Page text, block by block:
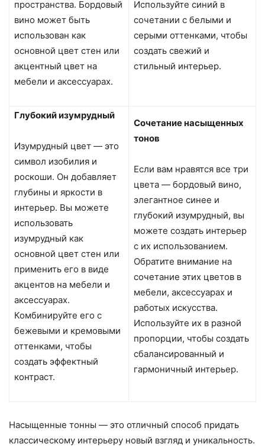
пространства. Бордовый
вино может быть
использован как
основной цвет стен или
акцентный цвет на
мебели и аксессуарах.
Используйте синий в
сочетании с белыми и
серыми оттенками, чтобы
создать свежий и
стильный интерьер.
Глубокий изумрудный
Изумрудный цвет — это
символ изобилия и
роскоши. Он добавляет
глубины и яркости в
интерьер. Вы можете
использовать
изумрудный как
основной цвет стен или
применить его в виде
акцентов на мебели и
аксессуарах.
Комбинируйте его с
бежевыми и кремовыми
оттенками, чтобы
создать эффектный
контраст.
Сочетание насыщенных
тонов
Если вам нравятся все три
цвета — бордовый вино,
элегантное синее и
глубокий изумрудный, вы
можете создать интерьер
с их использованием.
Обратите внимание на
сочетание этих цветов в
мебели, аксессуарах и
работых искусства.
Используйте их в разной
пропорции, чтобы создать
сбалансированный и
гармоничный интерьер.
Насыщенные тонны — это отличный способ придать
классическому интерьеру новый взгляд и уникальность.